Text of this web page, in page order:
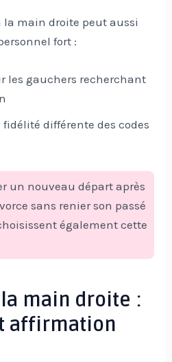
la main droite peut aussi
fort :
les gauchers recherchant
fidélité différente des codes
un nouveau départ après
sans renier son passé
également cette
main droite :
affirmation